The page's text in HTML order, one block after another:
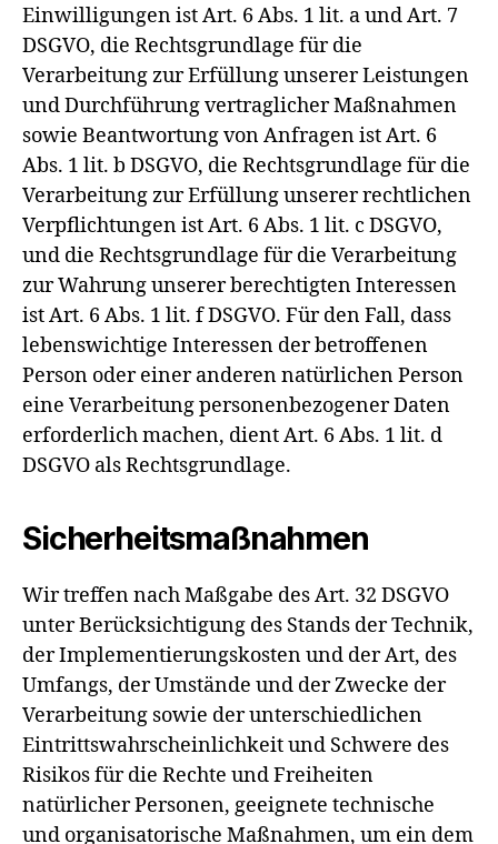
Einwilligungen ist Art. 6 Abs. 1 lit. a und Art. 7
DSGVO, die Rechtsgrundlage für die
Verarbeitung zur Erfüllung unserer Leistungen
und Durchführung vertraglicher Maßnahmen
sowie Beantwortung von Anfragen ist Art. 6
Abs. 1 lit. b DSGVO, die Rechtsgrundlage für die
Verarbeitung zur Erfüllung unserer rechtlichen
Verpflichtungen ist Art. 6 Abs. 1 lit. c DSGVO,
und die Rechtsgrundlage für die Verarbeitung
zur Wahrung unserer berechtigten Interessen
ist Art. 6 Abs. 1 lit. f DSGVO. Für den Fall, dass
lebenswichtige Interessen der betroffenen
Person oder einer anderen natürlichen Person
eine Verarbeitung personenbezogener Daten
erforderlich machen, dient Art. 6 Abs. 1 lit. d
DSGVO als Rechtsgrundlage.
Sicherheitsmaßnahmen
Wir treffen nach Maßgabe des Art. 32 DSGVO
unter Berücksichtigung des Stands der Technik,
der Implementierungskosten und der Art, des
Umfangs, der Umstände und der Zwecke der
Verarbeitung sowie der unterschiedlichen
Eintrittswahrscheinlichkeit und Schwere des
Risikos für die Rechte und Freiheiten
natürlicher Personen, geeignete technische
und organisatorische Maßnahmen, um ein dem